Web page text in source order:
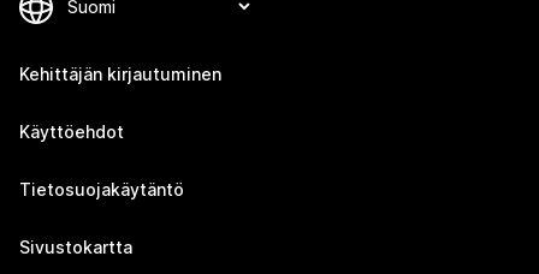
Kehittäjän kirjautuminen
Käyttöehdot
Tietosuojakäytäntö
Sivustokartta